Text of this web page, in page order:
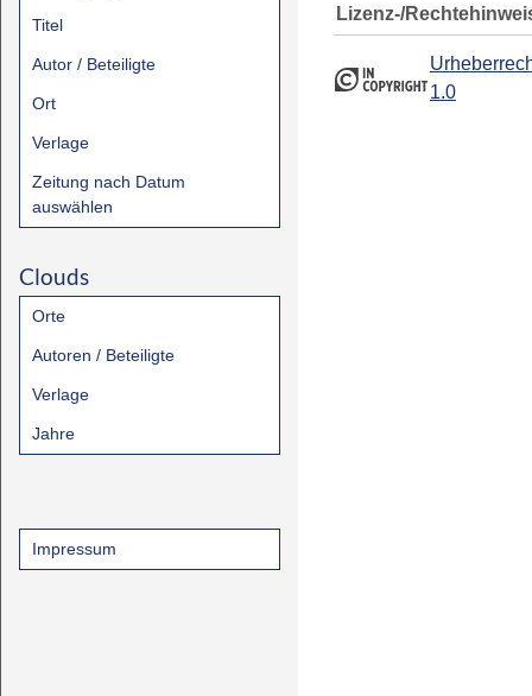
Titel
Autor / Beteiligte
Ort
Verlage
Zeitung nach Datum
auswählen
Clouds
Orte
Autoren / Beteiligte
Verlage
Jahre
Impressum
Lizenz-/
1.0